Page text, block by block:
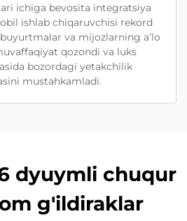
ichiga bevosita integratsiya
ishlab chiqaruvchisi rekord
va mijozlarning aʼlo
qozondi va luks
bozordagi yetakchilik
mustahkamladi.
dyuymli chuqur
g'ildiraklar